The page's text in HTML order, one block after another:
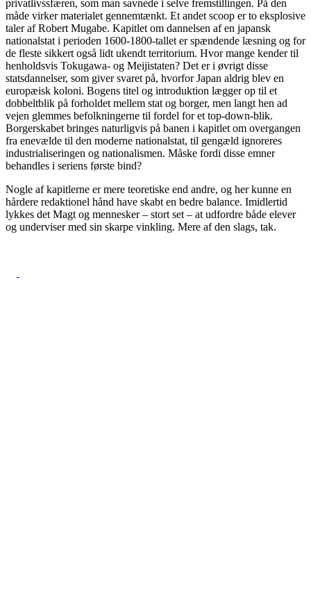
privatlivssfæren, som man savnede i selve fremstillingen. På den
måde virker materialet gennemtænkt. Et andet scoop er to eksplosive
taler af Robert Mugabe. Kapitlet om dannelsen af en japansk
nationalstat i perioden 1600-1800-tallet er spændende læsning og for
de fleste sikkert også lidt ukendt territorium. Hvor mange kender til
henholdsvis Tokugawa- og Meijistaten? Det er i øvrigt disse
statsdannelser, som giver svaret på, hvorfor Japan aldrig blev en
europæisk koloni. Bogens titel og introduktion lægger op til et
dobbeltblik på forholdet mellem stat og borger, men langt hen ad
vejen glemmes befolkningerne til fordel for et top-down-blik.
Borgerskabet bringes naturligvis på banen i kapitlet om overgangen
fra enevælde til den moderne nationalstat, til gengæld ignoreres
industrialiseringen og nationalismen. Måske fordi disse emner
behandles i seriens første bind?
Nogle af kapitlerne er mere teoretiske end andre, og her kunne en
hårdere redaktionel hånd have skabt en bedre balance. Imidlertid
lykkes det Magt og mennesker – stort set – at udfordre både elever
og underviser med sin skarpe vinkling. Mere af den slags, tak.